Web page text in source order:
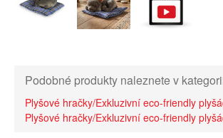
Podobné produkty naleznete v
Plyšové hračky/Exkluzivní eco-friendly
Plyšové hračky/Exkluzivní eco-friendly